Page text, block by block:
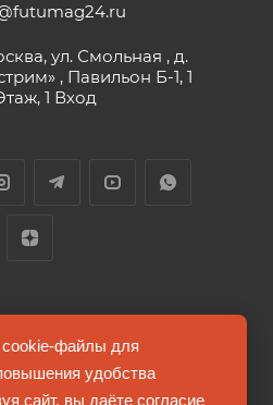
ул. Смольная , д.
, Павильон Б-1, 1
1 Вход
FUTUMAG.RU
cookie-файлы для
удобства
сайт, вы даёте согласие